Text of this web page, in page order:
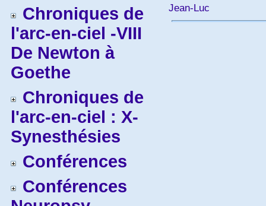
Chroniques de
l'arc-en-ciel -VIII
De Newton à
Goethe
Chroniques de
l'arc-en-ciel : X-
Synesthésies
Conférences
Conférences
Jean-Luc